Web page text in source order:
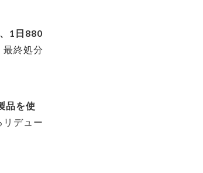
1日880
終処分
品を使
デュー